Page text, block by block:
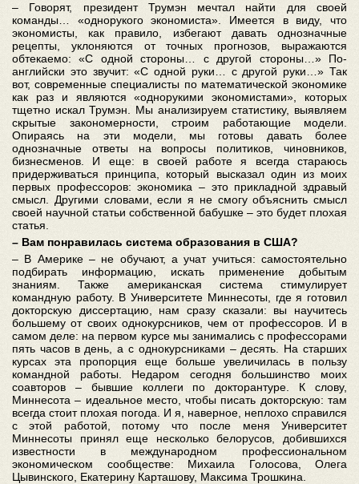
– Говорят, президент Трумэн мечтал найти для своей
команды… «однорукого экономиста». Имеется в виду, что
экономисты, как правило, избегают давать однозначные
рецепты, уклоняются от точных прогнозов, выражаются
обтекаемо: «С одной стороны… с другой стороны…» По-
английски это звучит: «С одной руки… с другой руки…» Так
вот, современные специалисты по математической экономике
как раз и являются «однорукими экономистами», которых
тщетно искал Трумэн. Мы анализируем статистику, выявляем
скрытые закономерности, строим работающие модели.
Опираясь на эти модели, мы готовы давать более
однозначные ответы на вопросы политиков, чиновников,
бизнесменов. И еще: в своей работе я всегда стараюсь
придерживаться принципа, который высказал один из моих
первых профессоров: экономика – это прикладной здравый
смысл. Другими словами, если я не смогу объяснить смысл
своей научной статьи собственной бабушке – это будет плохая
статья.
– Вам понравилась система образования в США?
– В Америке – не обучают, а учат учиться: самостоятельно
подбирать информацию, искать применение добытым
знаниям. Также американская система стимулирует
командную работу. В Университете Миннесоты, где я готовил
докторскую диссертацию, нам сразу сказали: вы научитесь
большему от своих однокурсников, чем от профессоров. И в
самом деле: на первом курсе мы занимались с профессорами
пять часов в день, а с однокурсниками – десять. На старших
курсах эта пропорция еще больше увеличилась в пользу
командной работы. Недаром сегодня большинство моих
соавторов – бывшие коллеги по докторантуре. К слову,
Миннесота – идеальное место, чтобы писать докторскую: там
всегда стоит плохая погода. И я, наверное, неплохо справился
с этой работой, потому что после меня Университет
Миннесоты принял еще несколько белорусов, добившихся
известности в международном профессиональном
экономическом сообществе: Михаила Голосова, Олега
Цывинского, Екатерину Карташову, Максима Трошкина.